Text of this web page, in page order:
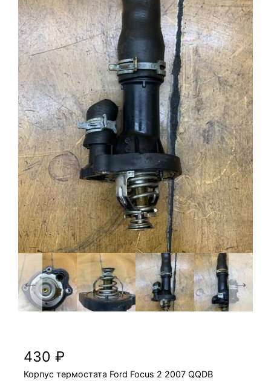
430₽
Корпус термостата Ford Focus 2 2007 QQDB